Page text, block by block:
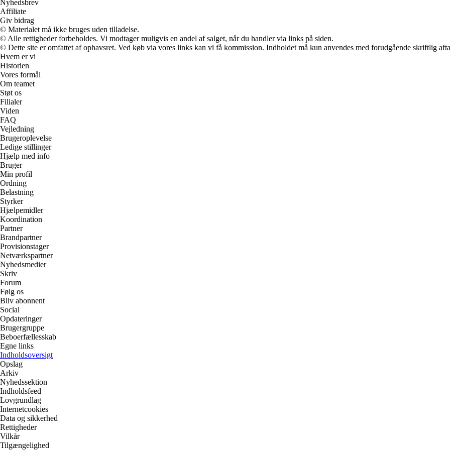
Nyhedsbrev
Affiliate
Giv bidrag
© Materialet må ikke bruges uden tilladelse.
© Alle rettigheder forbeholdes. Vi modtager muligvis en andel af salget, når du handler via links på siden.
© Dette site er omfattet af ophavsret. Ved køb via vores links kan vi få kommission. Indholdet må kun anvendes med forudgående skriftlig
Hvem er vi
Historien
Vores formål
Om teamet
Støt os
Filialer
Viden
FAQ
Vejledning
Brugeroplevelse
Ledige stillinger
Hjælp med info
Bruger
Min profil
Ordning
Belastning
Styrker
Hjælpemidler
Koordination
Partner
Brandpartner
Provisionstager
Netværkspartner
Nyhedsmedier
Skriv
Forum
Følg os
Bliv abonnent
Social
Opdateringer
Brugergruppe
Beboerfællesskab
Egne links
Indholdsoversigt
Opslag
Arkiv
Nyhedssektion
Indholdsfeed
Lovgrundlag
Internetcookies
Data og sikkerhed
Rettigheder
Vilkår
Tilgængelighed